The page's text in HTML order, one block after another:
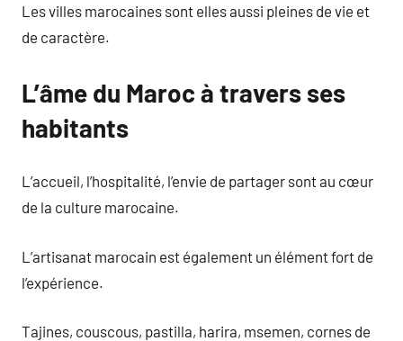
Les villes marocaines sont elles aussi pleines de vie et
de caractère.
L’âme du Maroc à travers ses
habitants
L’accueil, l’hospitalité, l’envie de partager sont au cœur
de la culture marocaine.
L’artisanat marocain est également un élément fort de
l’expérience.
Tajines, couscous, pastilla, harira, msemen, cornes de